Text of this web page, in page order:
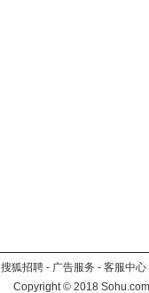
搜狐招聘 - 广告服务 - 客服中心
Copyright©2018